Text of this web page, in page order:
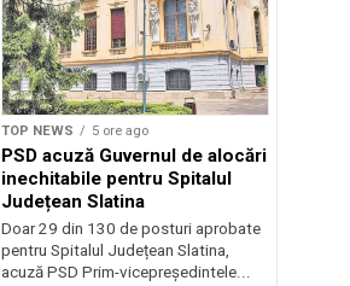
TOP NEWS 5 ore ago
PSD acuză Guvernul de alocări
inechitabile pentru Spitalul
Județean Slatina
Doar 29 din 130 de posturi aprobate
pentru Spitalul Județean Slatina,
acuză PSD Prim-vicepreședintele...